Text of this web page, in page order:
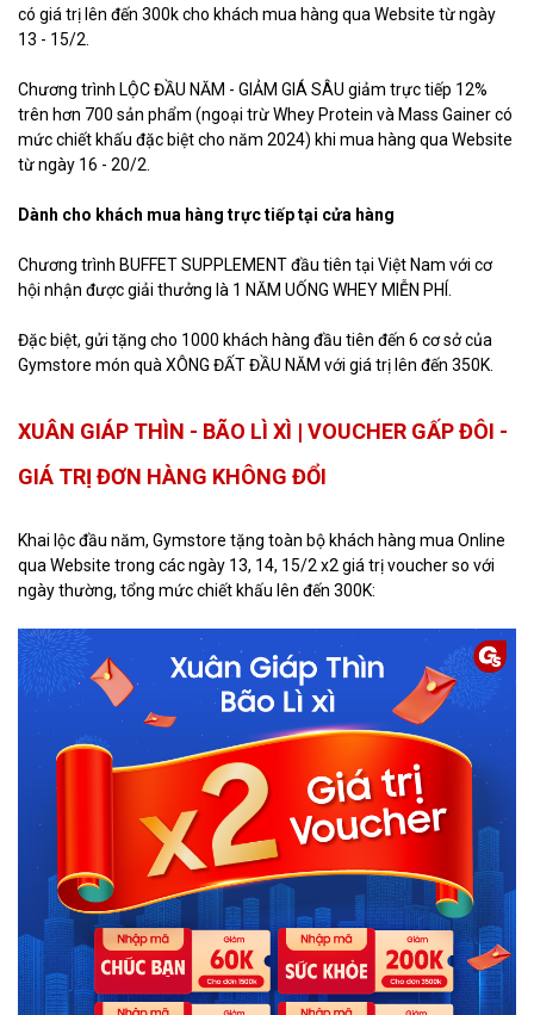
có giá trị lên đến 300k cho khách mua hàng qua Website từ ngày
13 - 15/2.
Chương trình LỘC ĐẦU NĂM - GIẢM GIÁ SÂU giảm trực tiếp 12%
trên hơn 700 sản phẩm (ngoại trừ Whey Protein và Mass Gainer có
mức chiết khấu đặc biệt cho năm 2024) khi mua hàng qua Website
từ ngày 16 - 20/2.
Dành cho khách mua hàng trực tiếp tại cửa hàng
Chương trình BUFFET SUPPLEMENT đầu tiên tại Việt Nam với cơ
hội nhận được giải thưởng là 1 NĂM UỐNG WHEY MIỄN PHÍ.
Đặc biệt, gửi tặng cho 1000 khách hàng đầu tiên đến 6 cơ sở của
Gymstore món quà XÔNG ĐẤT ĐẦU NĂM với giá trị lên đến 350K.
XUÂN GIÁP THÌN - BÃO LÌ XÌ | VOUCHER GẤP ĐÔI -
GIÁ TRỊ ĐƠN HÀNG KHÔNG ĐỔI
Khai lộc đầu năm, Gymstore tặng toàn bộ khách hàng mua Online
qua Website trong các ngày 13, 14, 15/2 x2 giá trị voucher so với
ngày thường, tổng mức chiết khấu lên đến 300K: